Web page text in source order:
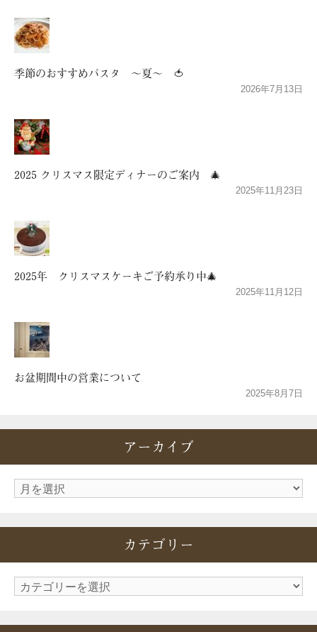
季節のおすすめパスタ ～夏～ 🍅
2026年7月13日
2025 クリスマス限定ディナーのご案内 🎄
2025年11月23日
2025年 クリスマスケーキご予約承り中🎄
2025年11月12日
お盆期間中の営業について
2025年8月7日
アーカイブ
ア
カ
ブ
カテゴリー
カ
ゴ